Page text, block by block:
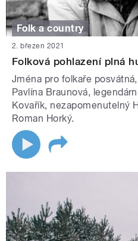
Folk a country
2. březen 2021
Folková pohlazení plná
Jména pro folkaře
Pavlína Braunová,
Kovařík, nezapomenutelný
Roman Horký.